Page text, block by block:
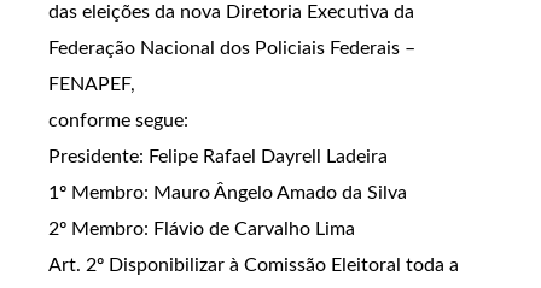
das eleições da nova Diretoria Executiva da
Federação Nacional dos Policiais Federais –
FENAPEF,
conforme segue:
Presidente: Felipe Rafael Dayrell Ladeira
1º Membro: Mauro Ângelo Amado da Silva
2º Membro: Flávio de Carvalho Lima
Art. 2º Disponibilizar à Comissão Eleitoral toda a